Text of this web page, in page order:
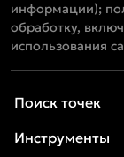
информации);
обработку,
использования
Поиск точек
Инструменты